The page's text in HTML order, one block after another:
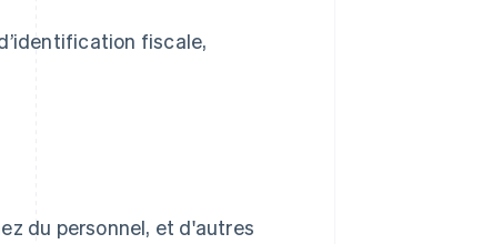
fiscale,
du personnel, et d'autres